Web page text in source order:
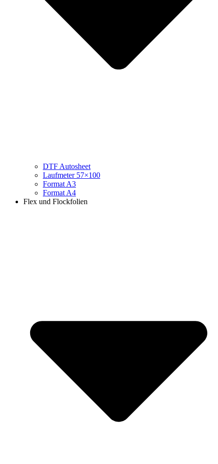
DTF Autosheet
Laufmeter 57×100
Format A3
Format A4
Flex und Flockfolien